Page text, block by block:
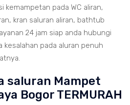
kemampetan pada WC aliran,
kran saluran aliran, bathtub
24 jam siap anda hubungi
kesalahan pada aluran penuh
saluran Mampet
Bogor TERMURAH